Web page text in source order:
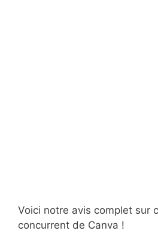
Voici notre avis complet sur
concurrent de Canva !